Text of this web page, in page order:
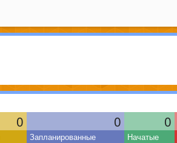
0 0 0
Запланированные Начатые